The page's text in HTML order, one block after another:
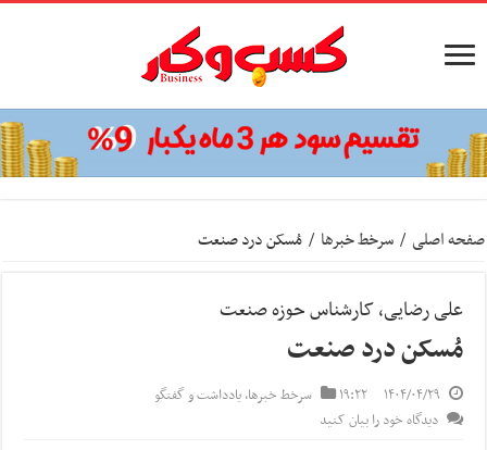
صفحه اصلی / سرخط خبرها / مُسکن درد صنعت
علی رضایی، کارشناس حوزه صنعت
مُسکن درد صنعت
۱۴۰۴/۰۴/۲۹ ۱۹:۲۲ سرخط خبرها,یادداشت و گفتگو
دیدگاه خود را بیان کنید